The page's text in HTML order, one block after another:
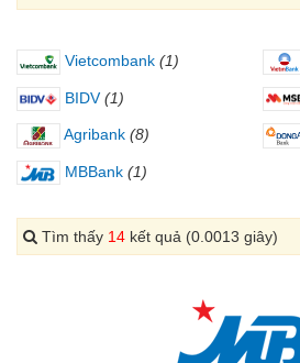
Vietcombank (1)
BIDV (1)
Agribank (8)
MBBank (1)
Tìm thấy 14 kết quả (0.0013 giây)